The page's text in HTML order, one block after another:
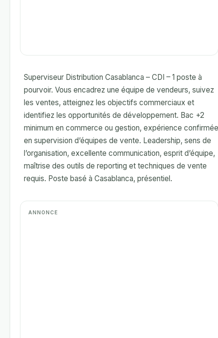
Superviseur Distribution Casablanca – CDI – 1 poste à
pourvoir. Vous encadrez une équipe de vendeurs, suivez
les ventes, atteignez les objectifs commerciaux et
identifiez les opportunités de développement. Bac +2
minimum en commerce ou gestion, expérience confirmée
en supervision d’équipes de vente. Leadership, sens de
l’organisation, excellente communication, esprit d’équipe,
maîtrise des outils de reporting et techniques de vente
requis. Poste basé à Casablanca, présentiel.